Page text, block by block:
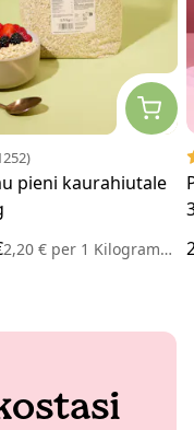
pieni kaurahiutale
2,20 € per1 Kilogramma